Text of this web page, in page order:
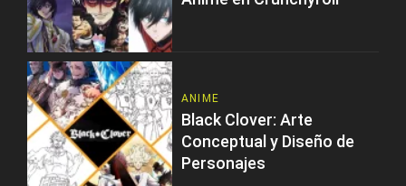
ANIME
Black Clover: Arte
Conceptual y Diseño de
Personajes